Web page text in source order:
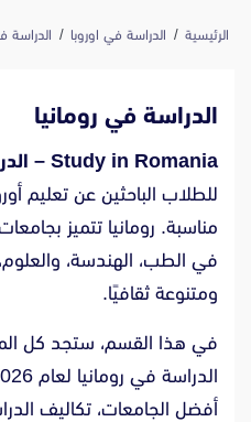
الرئيسية الدراسة في اوروبا الدراسة
الدراسة في رومانيا
Study in Romania – الدراسة في رومانيا
للطلاب الباحثين عن تعليم
مناسبة. رومانيا تتميز
في الطب، الهندسة،
ومتنوعة ثقافيًا.
في هذا القسم، ستجد كل
أفضل الجامعات، تكاليف